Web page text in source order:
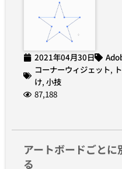
2021年04月30日
コーナーウィジェット,
け, 小技
87,188
アートボードごと
る